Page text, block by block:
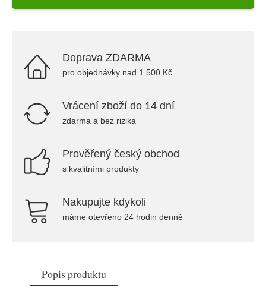
Doprava ZDARMA
pro objednávky nad 1.500 Kč
Vrácení zboží do 14 dní
zdarma a bez rizika
Prověřený český obchod
s kvalitními produkty
Nakupujte kdykoli
máme otevřeno 24 hodin denně
Popis produktu